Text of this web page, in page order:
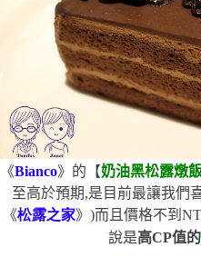
《Bianco》的【奶油黑松露燉
至高於預期,是目前最讓我們
《松露之家》 )而且價格不到
說是高CP值的